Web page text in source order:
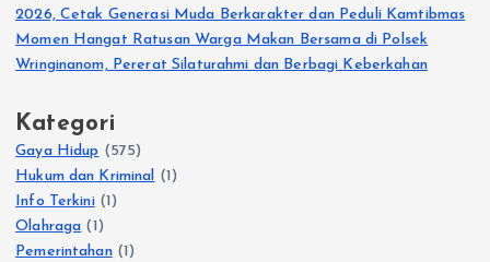
2026, Cetak Generasi Muda Berkarakter dan Peduli Kamtibmas
Momen Hangat Ratusan Warga Makan Bersama di Polsek
Wringinanom, Pererat Silaturahmi dan Berbagi Keberkahan
Kategori
Gaya Hidup (575)
Hukum dan Kriminal (1)
Info Terkini(1)
Olahraga (1)
Pemerintahan(1)